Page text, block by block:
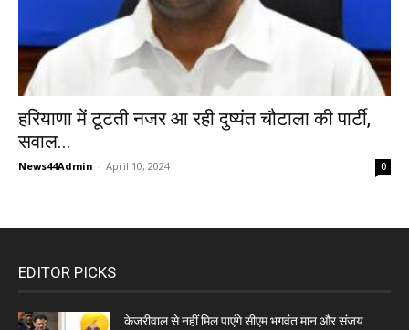
हरियाणा में टूटती नजर आ रही दुष्यंत चौटाला की पार्टी,
सवाल...
News44Admin - April 10, 2024 0
EDITOR PICKS
केजरीवाल से नहीं मिल पाएंगे सीएम भगवंत मान और संजय